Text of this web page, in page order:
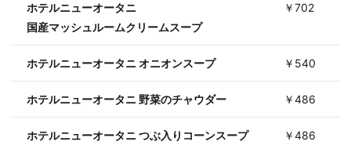
ホテルニューオータニ
国産マッシュルームクリームスープ
￥702
ホテルニューオータニ オニオンスープ ￥540
ホテルニューオータニ 野菜のチャウダー ￥486
ホテルニューオータニ つぶ入りコーンスープ ￥486